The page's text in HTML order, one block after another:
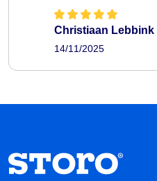
Christiaan Lebbink
14/11/2025